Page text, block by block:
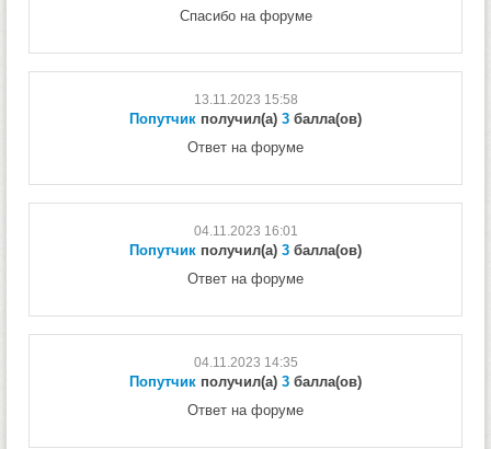
Спасибо на форуме
13.11.2023 15:58
Попутчик получил(а) 3 балла(ов)
Ответ на форуме
04.11.2023 16:01
Попутчик получил(а) 3 балла(ов)
Ответ на форуме
04.11.2023 14:35
Попутчик получил(а) 3 балла(ов)
Ответ на форуме